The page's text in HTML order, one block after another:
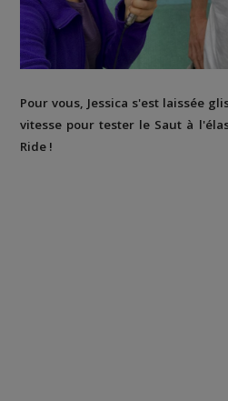
Pour vous, Jessica s'est laissée
vitesse pour tester le Saut à
Ride !